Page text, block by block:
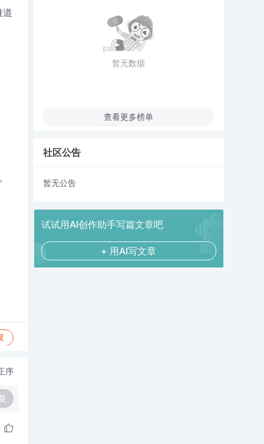
道
序
暂无数据
查看更多榜单
社区公告
暂无公告
试试用AI创作助手写篇文章吧
+ 用AI写文章